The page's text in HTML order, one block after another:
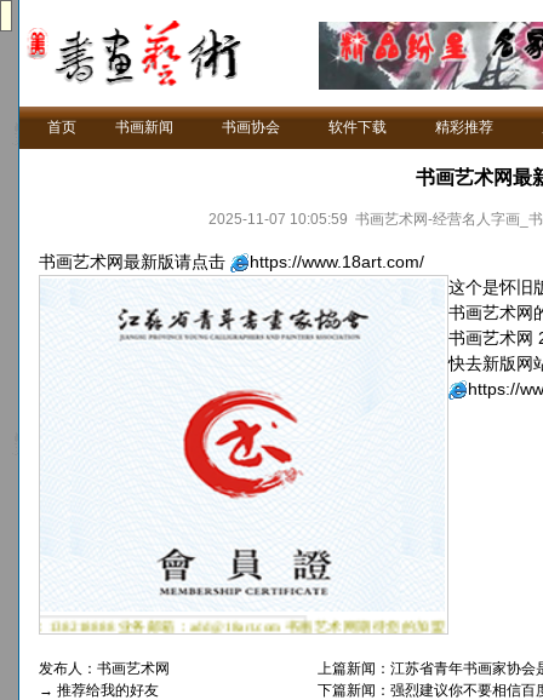
首页 书画新闻 书画协会 软件下载 精彩推荐
书画艺术网最
2025-11-07 10:05:59 书画艺术网-经营名人字画_
书画艺术网最新版请点击
https://www.18art.com/
这个是怀旧
书画艺术网
书画艺术网
快去新版网
https://
发布人： 书画艺术网
→ 推荐给我的好友
上篇新闻： 江苏省青年书画家协会
下篇新闻： 强烈建议你不要相信百